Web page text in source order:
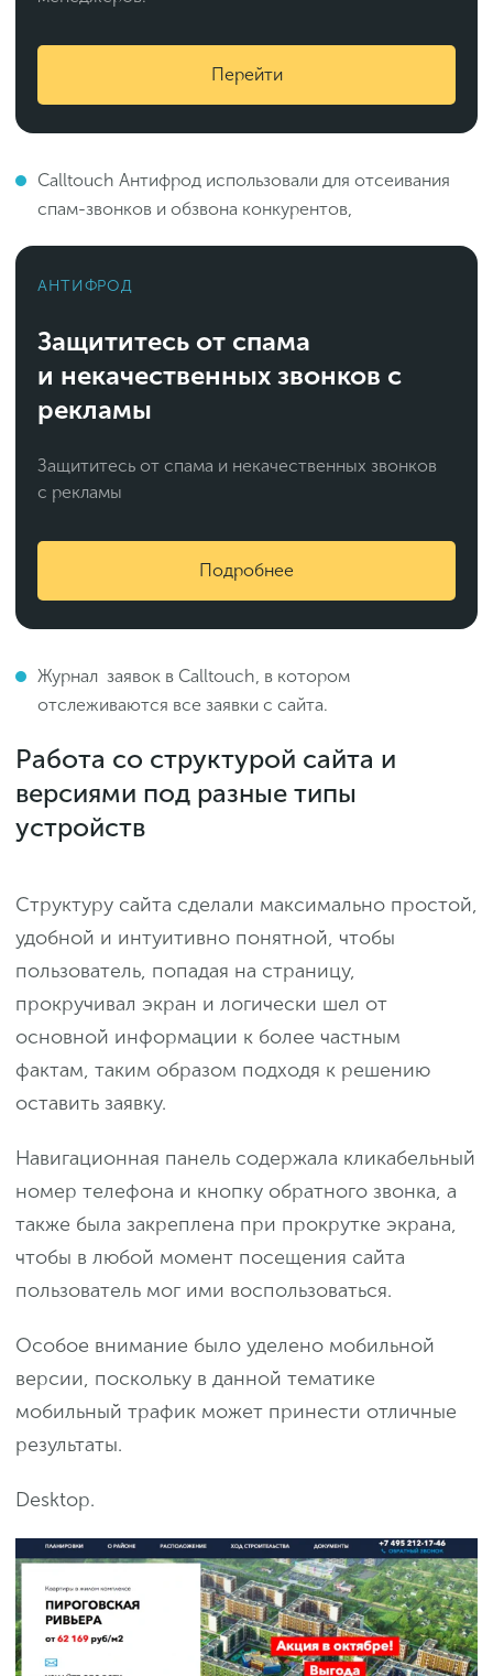
Перейти
Calltouch Антифрод использовали для отсеивания
спам-звонков и обзвона конкурентов,
АНТИФРОД
Защититесь от спама
и некачественных звонков с
рекламы
Защититесь от спама и некачественных звонков
с рекламы
Подробнее
Журнал заявок в Calltouch, в котором
отслеживаются все заявки с сайта.
Работа со структурой сайта и
версиями под разные типы
устройств
Структуру сайта сделали максимально простой,
удобной и интуитивно понятной, чтобы
пользователь, попадая на страницу,
прокручивал экран и логически шел от
основной информации к более частным
фактам, таким образом подходя к решению
оставить заявку.
Навигационная панель содержала кликабельный
номер телефона и кнопку обратного звонка, а
также была закреплена при прокрутке экрана,
чтобы в любой момент посещения сайта
пользователь мог ими воспользоваться.
Особое внимание было уделено мобильной
версии, поскольку в данной тематике
мобильный трафик может принести отличные
результаты.
Desktop.